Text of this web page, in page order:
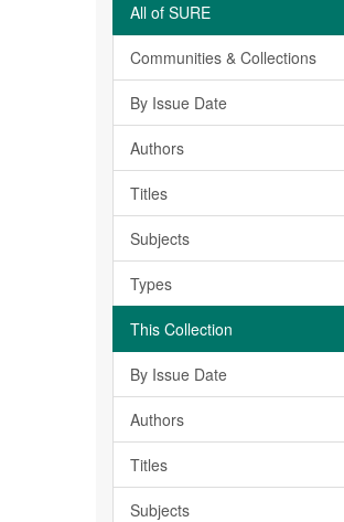
All of SURE
Communities & Collections
By Issue Date
Authors
Titles
Subjects
Types
This Collection
By Issue Date
Authors
Titles
Subjects